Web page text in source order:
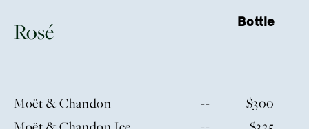
Rosé Bottle
Moët & Chandon --
$300